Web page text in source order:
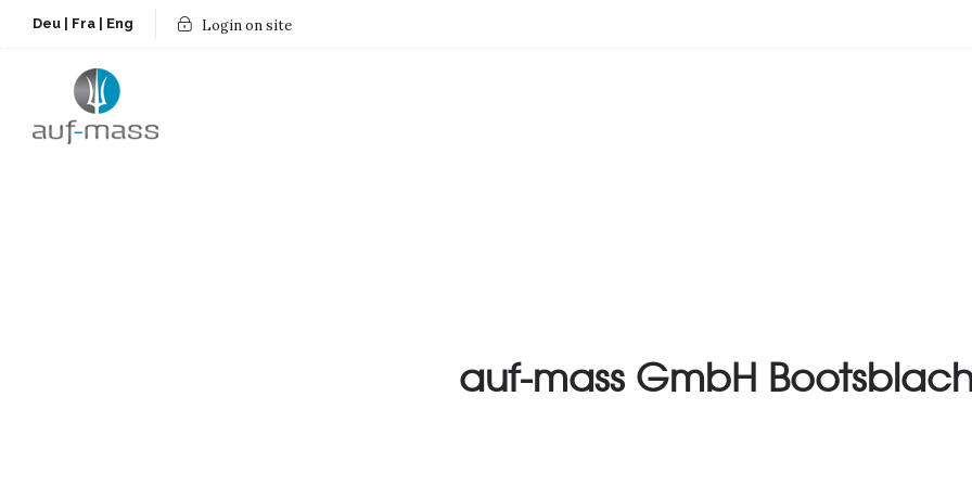
Deu Fra Eng Login on site
auf-mass GmbH